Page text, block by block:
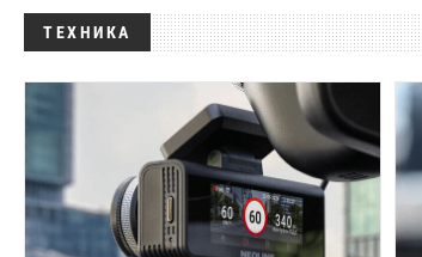
ТЕХНИКА